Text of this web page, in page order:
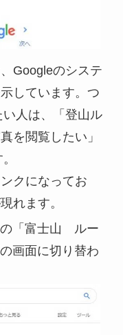
Googleのシステ
しています。つ
人は、「登山ル
を閲覧したい」
クになってお
れます。
の「富士山 ルー
画面に切り替わ